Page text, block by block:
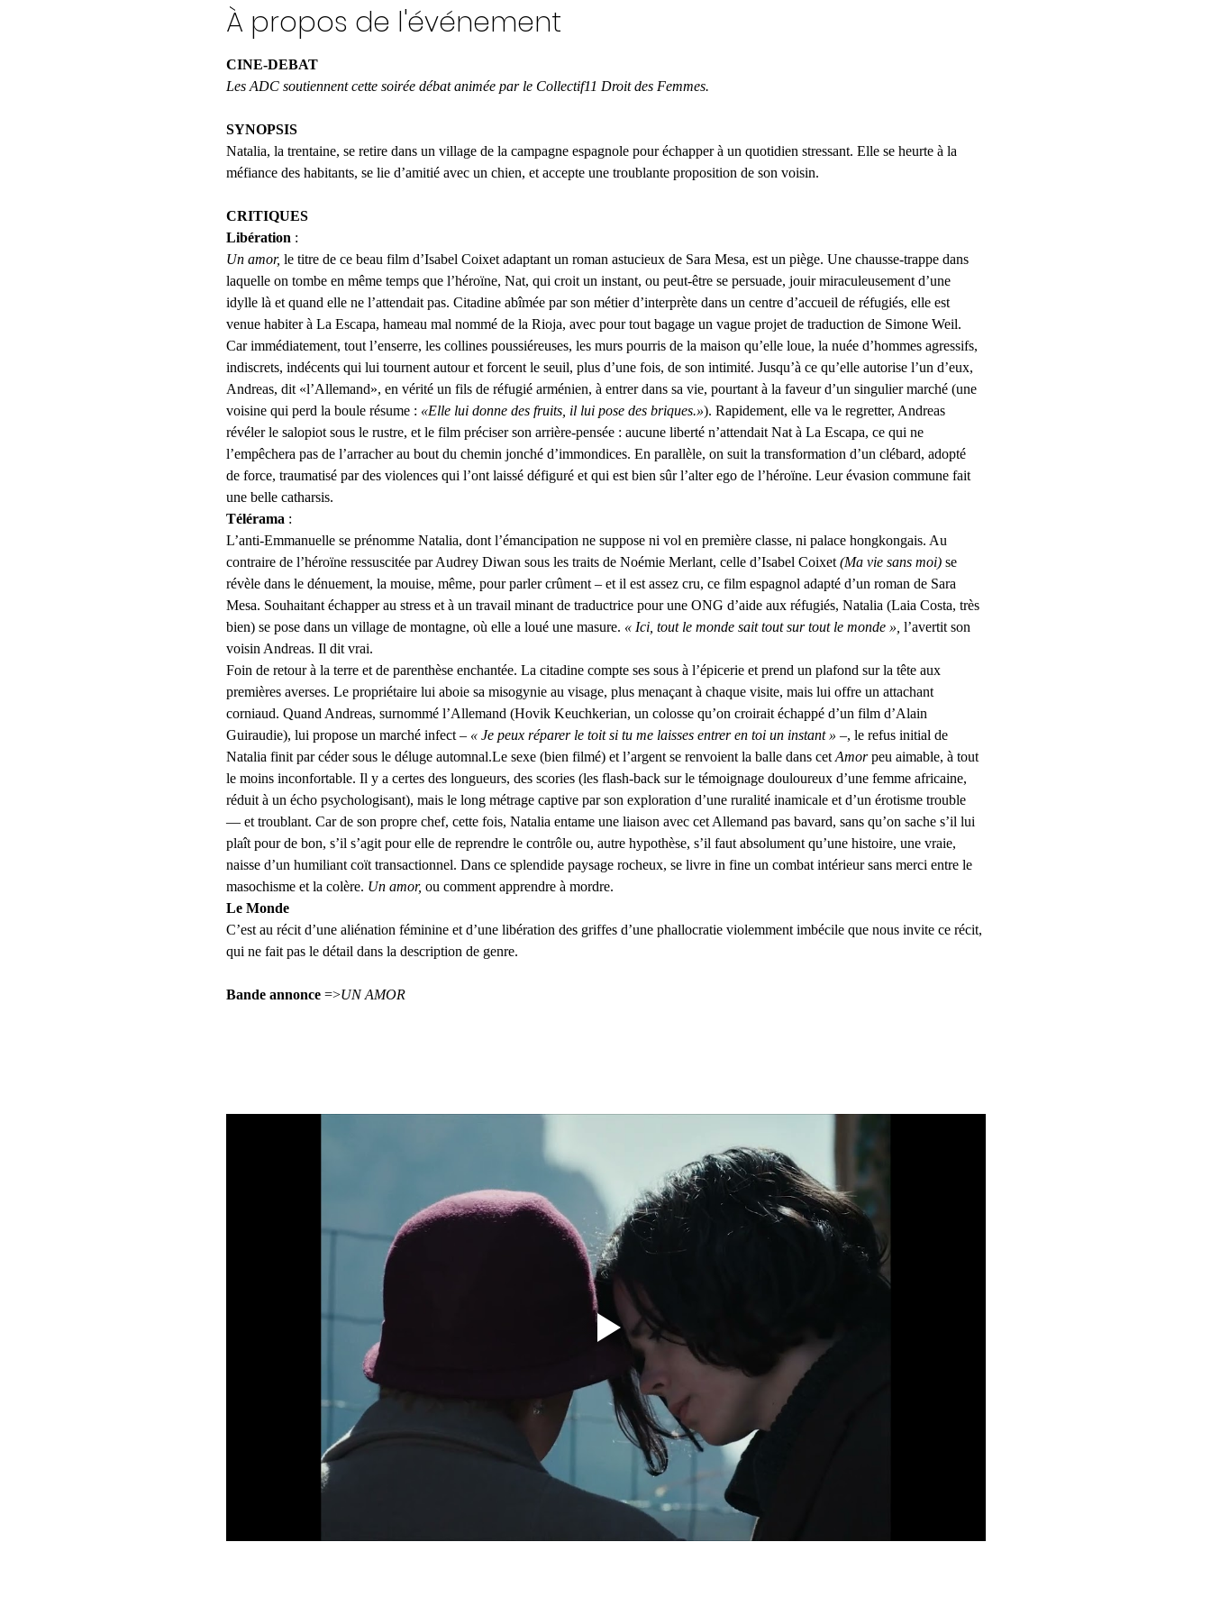
À propos de l'événement
CINE-DEBAT
Les ADC soutiennent cette soirée débat animée par le Collectif11 Droit des Femmes.
SYNOPSIS
Natalia, la trentaine, se retire dans un village de la campagne espagnole pour échapper à un quotidien stressant. Elle se heurte à la
méfiance des habitants, se lie d’amitié avec un chien, et accepte une troublante proposition de son voisin.
CRITIQUES
Libération :
Un amor, le titre de ce beau film d’Isabel Coixet adaptant un roman astucieux de Sara Mesa, est un piège. Une chausse-trappe dans
laquelle on tombe en même temps que l’héroïne, Nat, qui croit un instant, ou peut-être se persuade, jouir miraculeusement d’une
idylle là et quand elle ne l’attendait pas. Citadine abîmée par son métier d’interprète dans un centre d’accueil de réfugiés, elle est
venue habiter à La Escapa, hameau mal nommé de la Rioja, avec pour tout bagage un vague projet de traduction de Simone Weil.
Car immédiatement, tout l’enserre, les collines poussiéreuses, les murs pourris de la maison qu’elle loue, la nuée d’hommes agressifs,
indiscrets, indécents qui lui tournent autour et forcent le seuil, plus d’une fois, de son intimité. Jusqu’à ce qu’elle autorise l’un d’eux,
Andreas, dit «l’Allemand», en vérité un fils de réfugié arménien, à entrer dans sa vie, pourtant à la faveur d’un singulier marché (une
voisine qui perd la boule résume : «Elle lui donne des fruits, il lui pose des briques.»). Rapidement, elle va le regretter, Andreas
révéler le salopiot sous le rustre, et le film préciser son arrière-pensée : aucune liberté n’attendait Nat à La Escapa, ce qui ne
l’empêchera pas de l’arracher au bout du chemin jonché d’immondices. En parallèle, on suit la transformation d’un clébard, adopté
de force, traumatisé par des violences qui l’ont laissé défiguré et qui est bien sûr l’alter ego de l’héroïne. Leur évasion commune fait
une belle catharsis.
Télérama :
L’anti-Emmanuelle se prénomme Natalia, dont l’émancipation ne suppose ni vol en première classe, ni palace hongkongais. Au
contraire de l’héroïne ressuscitée par Audrey Diwan sous les traits de Noémie Merlant, celle d’Isabel Coixet (Ma vie sans moi) se
révèle dans le dénuement, la mouise, même, pour parler crûment – et il est assez cru, ce film espagnol adapté d’un roman de Sara
Mesa. Souhaitant échapper au stress et à un travail minant de traductrice pour une ONG d’aide aux réfugiés, Natalia (Laia Costa, très
bien) se pose dans un village de montagne, où elle a loué une masure. « Ici, tout le monde sait tout sur tout le monde », l’avertit son
voisin Andreas. Il dit vrai.
Foin de retour à la terre et de parenthèse enchantée. La citadine compte ses sous à l’épicerie et prend un plafond sur la tête aux
premières averses. Le propriétaire lui aboie sa misogynie au visage, plus menaçant à chaque visite, mais lui offre un attachant
corniaud. Quand Andreas, surnommé l’Allemand (Hovik Keuchkerian, un colosse qu’on croirait échappé d’un film d’Alain
Guiraudie), lui propose un marché infect – « Je peux réparer le toit si tu me laisses entrer en toi un instant » –, le refus initial de
Natalia finit par céder sous le déluge automnal.Le sexe (bien filmé) et l’argent se renvoient la balle dans cet Amor peu aimable, à tout
le moins inconfortable. Il y a certes des longueurs, des scories (les flash-back sur le témoignage douloureux d’une femme africaine,
réduit à un écho psychologisant), mais le long métrage captive par son exploration d’une ruralité inamicale et d’un érotisme trouble
— et troublant. Car de son propre chef, cette fois, Natalia entame une liaison avec cet Allemand pas bavard, sans qu’on sache s’il lui
plaît pour de bon, s’il s’agit pour elle de reprendre le contrôle ou, autre hypothèse, s’il faut absolument qu’une histoire, une vraie,
naisse d’un humiliant coït transactionnel. Dans ce splendide paysage rocheux, se livre in fine un combat intérieur sans merci entre le
masochisme et la colère. Un amor, ou comment apprendre à mordre.
Le Monde
C’est au récit d’une aliénation féminine et d’une libération des griffes d’une phallocratie violemment imbécile que nous invite ce récit,
qui ne fait pas le détail dans la description de genre.
Bande annonce =>UN AMOR